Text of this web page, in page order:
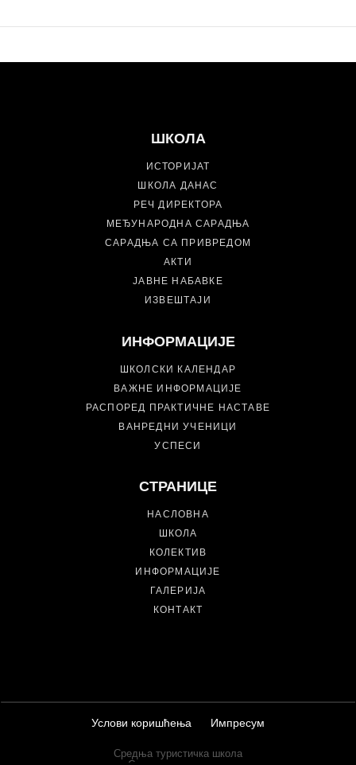
ШКОЛА
ИСТОРИЈАТ
ШКОЛА ДАНАС
РЕЧ ДИРЕКТОРА
МЕЂУНАРОДНА САРАДЊА
САРАДЊА СА ПРИВРЕДОМ
АКТИ
ЈАВНЕ НАБАВКЕ
ИЗВЕШТАЈИ
ИНФОРМАЦИЈЕ
ШКОЛСКИ КАЛЕНДАР
ВАЖНЕ ИНФОРМАЦИЈЕ
РАСПОРЕД ПРАКТИЧНЕ НАСТАВЕ
ВАНРЕДНИ УЧЕНИЦИ
УСПЕСИ
СТРАНИЦЕ
НАСЛОВНА
ШКОЛА
КОЛЕКТИВ
ИНФОРМАЦИЈЕ
ГАЛЕРИЈА
КОНТАКТ
Услови коришћења Импресум
Средња туристичка школа